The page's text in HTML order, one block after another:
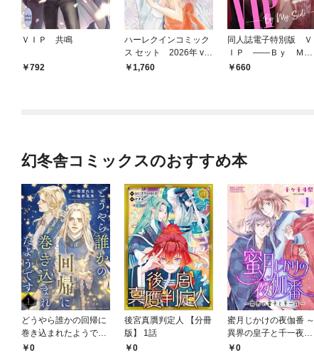
ＶＩＰ 共鳴
792
ハーレクインコミック
ス セット 2026年 vo
l.925
1,760
同人誌電子特別版 Ｖ
ＩＰ ――Ｂｙ Ｍ
ｙ Ｓｉｄｅ――【電
660
幻冬舎コミックスのおすすめ本
どうやら誰かの回帰に
巻き込まれたようです
【分冊版】 1話
0
後宮真贋判定人 【分冊
版】 1話
0
蜜月じかけの夜伽番 ～
異界の皇子と千一夜～
【分冊版】 1話
0